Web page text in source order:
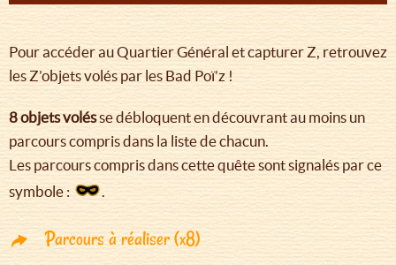
Pour accéder au Quartier Général et capturer Z, retrouvez
les Z’objets volés par les Bad Poï’z !
8 objets volésse débloquent en découvrant au moins un
parcours compris dans la liste de chacun.
Les parcours compris dans cette quête sont signalés par ce
symbole :
.
Parcours à réaliser (x8)